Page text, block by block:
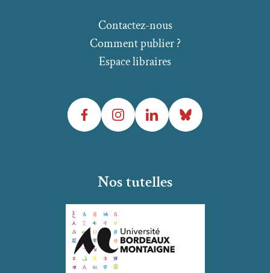
Comment publier ?
Espace libraires
Contactez-nous
FacebookInstagramLinkedInBluesky
Nos tutelles